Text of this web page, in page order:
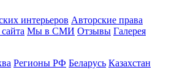
интерьеров Авторские права
Мы в СМИ Отзывы Галерея
Регионы РФ Беларусь Казахстан